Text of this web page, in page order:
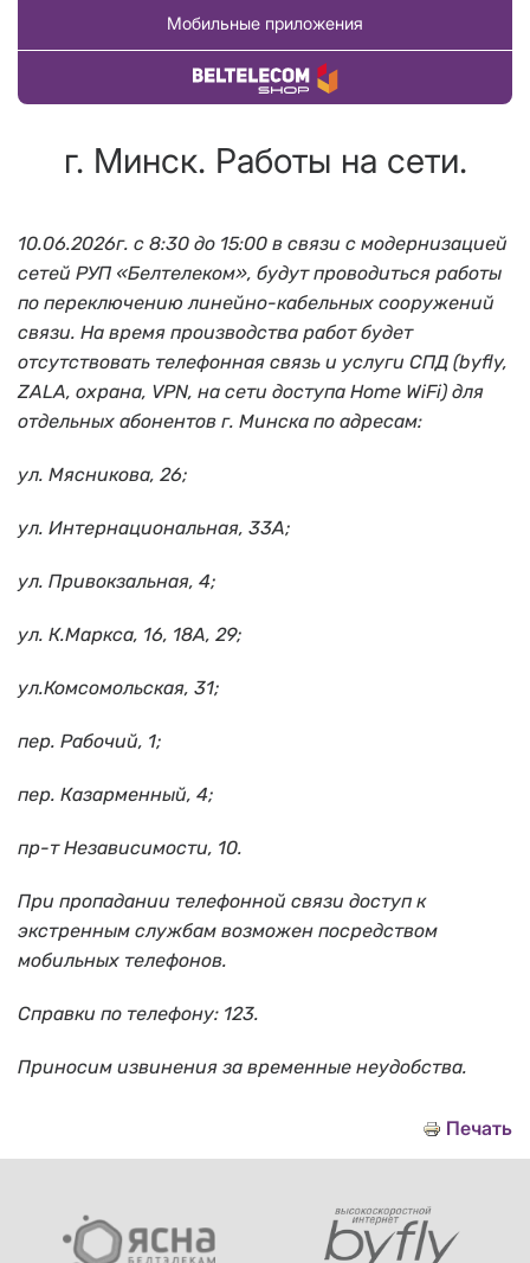
Мобильные приложения
Купить товар
г. Минск. Работы на сети.
10.06.2026г. с 8:30 до 15:00 в связи с модернизацией
сетей РУП «Белтелеком», будут проводиться работы
по переключению линейно-кабельных сооружений
связи. На время производства работ будет
отсутствовать телефонная связь и услуги СПД (byfly,
ZALA, охрана, VPN, на сети доступа Home WiFi) для
отдельных абонентов г. Минска по адресам:
ул. Мясникова, 26;
ул. Интернациональная, 33А;
ул. Привокзальная, 4;
ул. К.Маркса, 16, 18А, 29;
ул.Комсомольская, 31;
пер. Рабочий, 1;
пер. Казарменный, 4;
пр-т Независимости, 10.
При пропадании телефонной связи доступ к
экстренным службам возможен посредством
мобильных телефонов.
Справки по телефону: 123.
Приносим извинения за временные неудобства.
Печать